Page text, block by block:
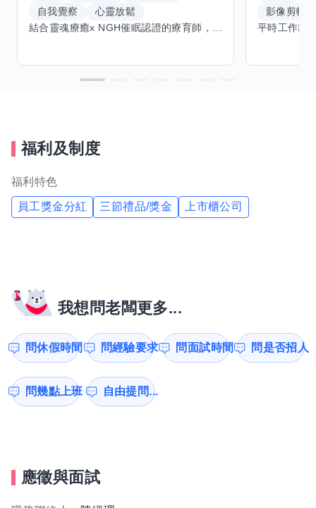
自我覺察
心靈放鬆
影像剪輯
福利及制度
福利特色
員工獎金分紅 三節禮品/獎金 上市櫃公司
我想問老闆更多...
問休假時間 問經驗要求 問面試時間 問是否招人
問幾點上班 自由提問...
應徵與面試